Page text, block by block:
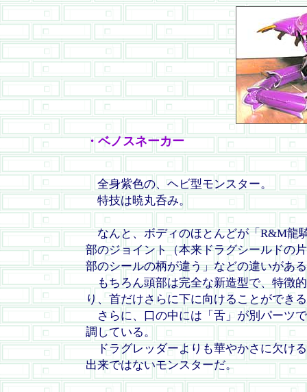
・ベノスネーカー
全身紫色の、ヘビ型モンスター。
特技は暁丸呑み。
なんと、ボディのほとんどが「R&M龍
部のジョイント（本来ドラグシールドの
部のシールの柄が違う」などの違いがあ
もちろん頭部は完全な新造型で、特徴
り、首だけさらに下に向けることができ
さらに、口の中には「舌」が別パーツ
調している。
ドラグレッダーよりも華やかさに欠け
出来ではないモンスターだ。